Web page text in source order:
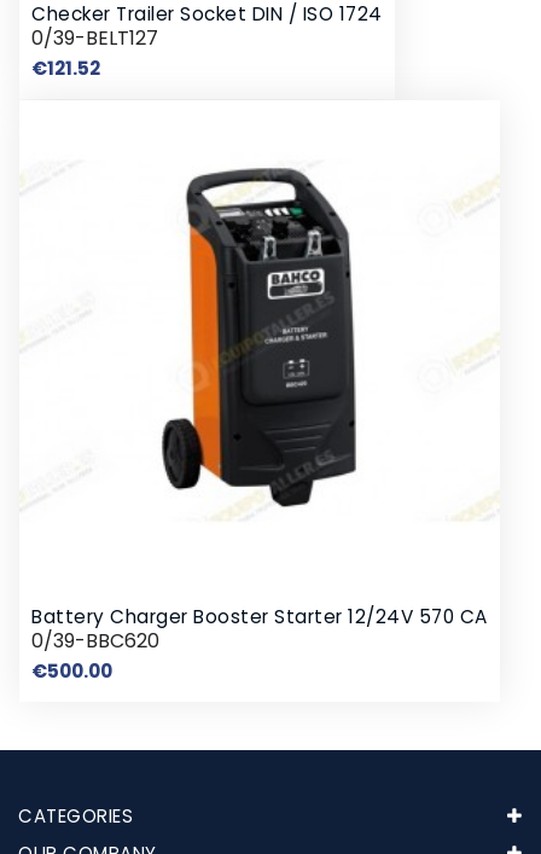
Checker Trailer Socket DIN / ISO 1724
0/39-BELT127
€121.52Price
Battery Charger Booster Starter 12/24V 570 CA
0/39-BBC620
€500.00Price
CATEGORIES